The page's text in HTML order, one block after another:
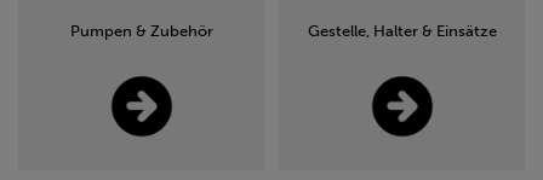
Pumpen & Zubehör Gestelle, Halter & Einsätze